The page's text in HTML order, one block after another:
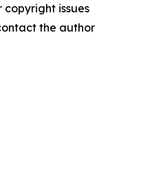
issues
the author